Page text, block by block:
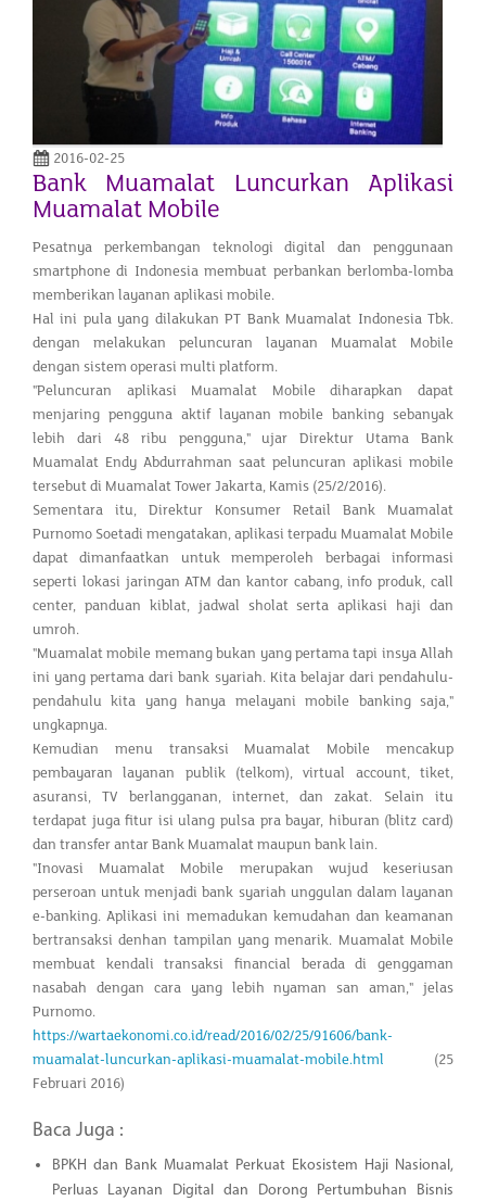
2016-02-25
Bank Muamalat Luncurkan Aplikasi
Muamalat Mobile
Pesatnya perkembangan teknologi digital dan penggunaan
smartphone di Indonesia membuat perbankan berlomba-lomba
memberikan layanan aplikasi mobile.
Hal ini pula yang dilakukan PT Bank Muamalat Indonesia Tbk.
dengan melakukan peluncuran layanan Muamalat Mobile
dengan sistem operasi multi platform.
"Peluncuran aplikasi Muamalat Mobile diharapkan dapat
menjaring pengguna aktif layanan mobile banking sebanyak
lebih dari 48 ribu pengguna," ujar Direktur Utama Bank
Muamalat Endy Abdurrahman saat peluncuran aplikasi mobile
tersebut di Muamalat Tower Jakarta, Kamis (25/2/2016).
Sementara itu, Direktur Konsumer Retail Bank Muamalat
Purnomo Soetadi mengatakan, aplikasi terpadu Muamalat Mobile
dapat dimanfaatkan untuk memperoleh berbagai informasi
seperti lokasi jaringan ATM dan kantor cabang, info produk, call
center, panduan kiblat, jadwal sholat serta aplikasi haji dan
umroh.
"Muamalat mobile memang bukan yang pertama tapi insya Allah
ini yang pertama dari bank syariah. Kita belajar dari pendahulu-
pendahulu kita yang hanya melayani mobile banking saja,"
ungkapnya.
Kemudian menu transaksi Muamalat Mobile mencakup
pembayaran layanan publik (telkom), virtual account, tiket,
asuransi, TV berlangganan, internet, dan zakat. Selain itu
terdapat juga fitur isi ulang pulsa pra bayar, hiburan (blitz card)
dan transfer antar Bank Muamalat maupun bank lain.
"Inovasi Muamalat Mobile merupakan wujud keseriusan
perseroan untuk menjadi bank syariah unggulan dalam layanan
e-banking. Aplikasi ini memadukan kemudahan dan keamanan
bertransaksi denhan tampilan yang menarik. Muamalat Mobile
membuat kendali transaksi financial berada di genggaman
nasabah dengan cara yang lebih nyaman san aman," jelas
Purnomo.
https://wartaekonomi.co.id/read/2016/02/25/91606/bank-
muamalat-luncurkan-aplikasi-muamalat-mobile.html (25
Februari 2016)
Baca Juga :
BPKH dan Bank Muamalat Perkuat Ekosistem Haji Nasional,
Perluas Layanan Digital dan Dorong Pertumbuhan Bisnis